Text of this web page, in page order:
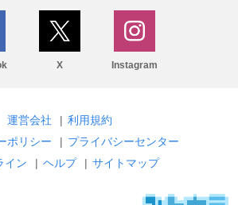
X Instagram
運営会社 | 利用規約
ポリシー
| プライバシーセンター
イン
| ヘルプ | サイトマップ